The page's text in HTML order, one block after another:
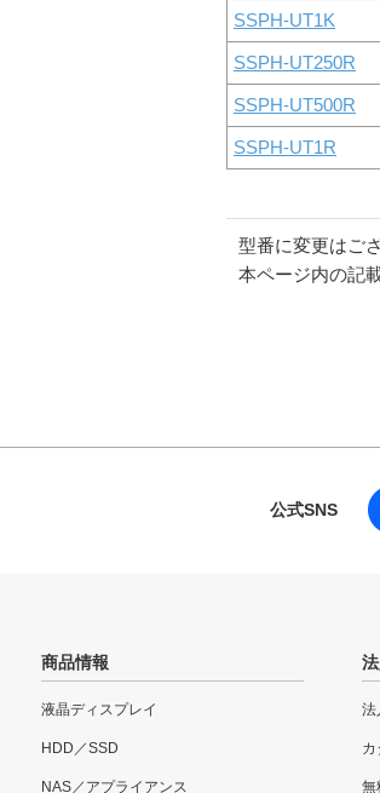
SSPH-UT1K
SSPH-UT250R
SSPH-UT500R
SSPH-UT1R
型番に変更はご
本ページ内の記
公式SNS
商品情報
液晶ディスプレイ
HDD／SSD
NAS／アプライアンス
法
カ
無